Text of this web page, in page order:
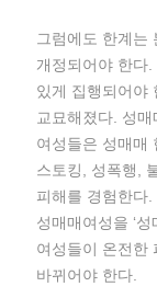
그럼에도 한계는
개정되어야 한다
있게 집행되어야
교묘해졌다. 성매
여성들은 성매매
스토킹, 성폭행,
피해를 경험한다
성매매여성을 ‘성
여성들이 온전한
바뀌어야 한다.